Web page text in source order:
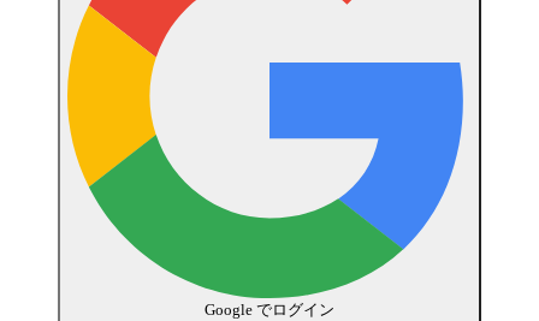
Google でログイン